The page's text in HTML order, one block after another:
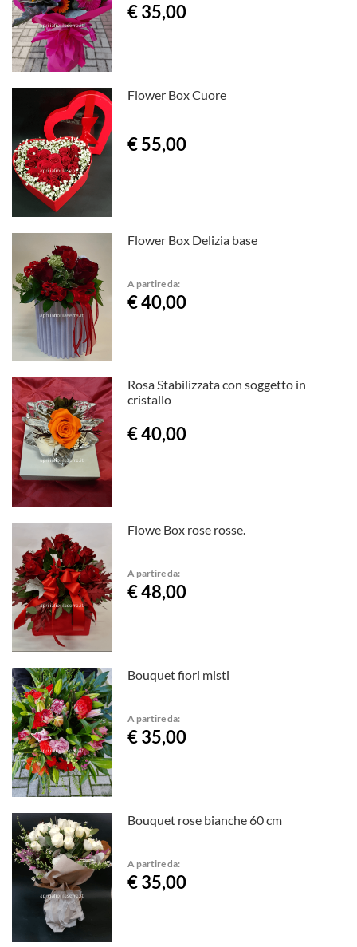
€ 35,00
Flower Box Cuore
€ 55,00
Flower Box Delizia base
A partire da:
€ 40,00
Rosa Stabilizzata con soggetto in
cristallo
€ 40,00
Flowe Box rose rosse.
A partire da:
€ 48,00
Bouquet fiori misti
A partire da:
€ 35,00
Bouquet rose bianche 60 cm
A partire da:
€ 35,00